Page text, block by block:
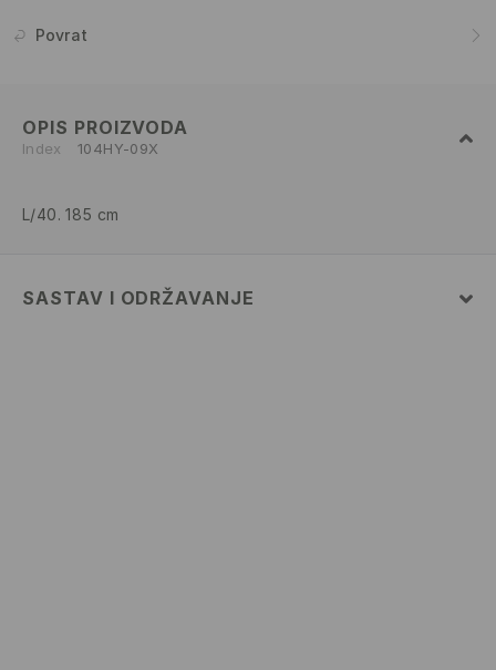
Povrat
OPIS PROIZVODA
Index 104HY-09X
L/40. 185 cm
SASTAV I ODRŽAVANJE